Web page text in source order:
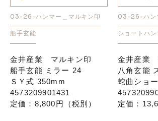
03-26-ハンマー＿マルキン印
船手玄能
金井産業 マルキン印
船手玄能 ミラー 24
ＳＹ式 350mm
4573209901431
定価：8,800円（税別）
03-26-ハン
ショートハン
金井産業
八角玄能
蛇曲ショ
定価：